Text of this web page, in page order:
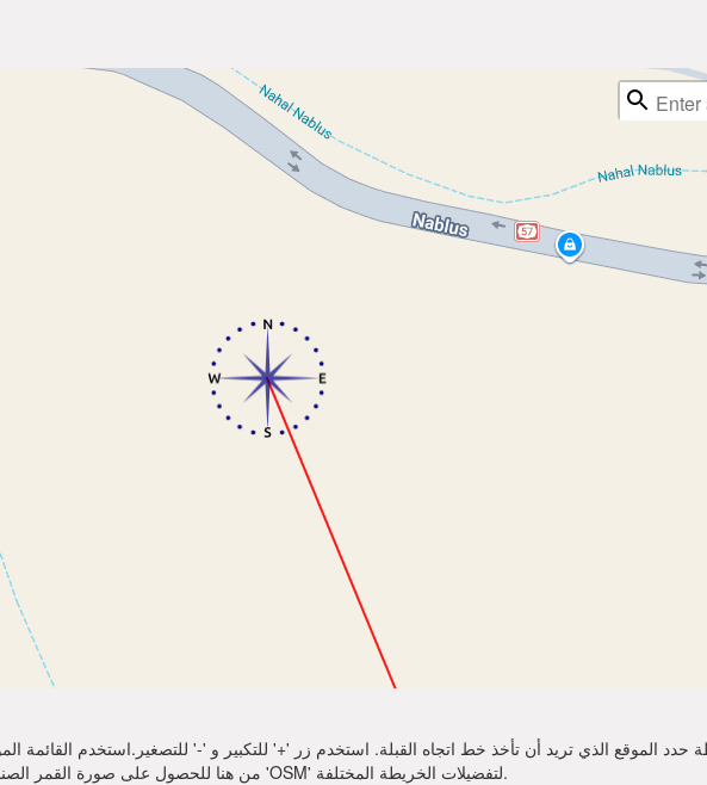
الموقع الذي تريد أن تأخذ خط اتجاه القبلة. استخدم زر '+' للتكبير و '-' للتصغير.استخدم
أكثر وضوحًا. اختر 'Sat' من هنا للحصول على صورة القمر الصناعي لموقعك. يمكنك استخدام خيار 'OSM' لتفضيلات الخريطة المختلفة.